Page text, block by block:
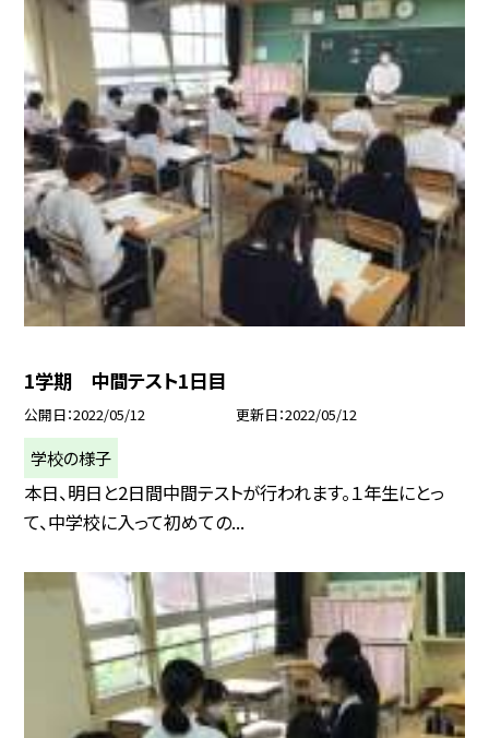
1学期 中間テスト1日目
公開日 2022/05/12 更新日 2022/05/12
学校の様子
本日、明日と2日間中間テストが行われます。１年生にとっ
て、中学校に入って初めての...